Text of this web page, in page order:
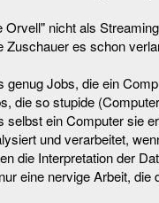
Orvell" nicht als
Zuschauer es schon
genug Jobs, die ein
die so stupide
selbst ein Computer sie
und verarbeitet,
die Interpretation der
eine nervige Arbeit, die